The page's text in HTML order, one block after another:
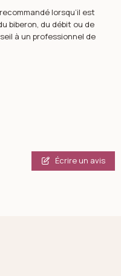
lorsqu’il est
biberon, du débit ou de
à un professionnel de
Écrire un avis